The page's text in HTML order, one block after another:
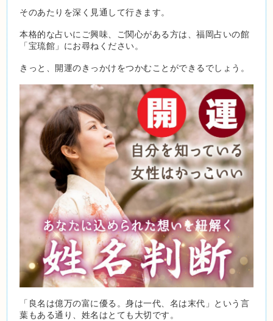
そのあたりを深く見通して行きます。
本格的な占いにご興味、ご関心がある方は、福岡占いの館
「宝琉館」にお尋ねください。
きっと、開運のきっかけをつかむことができるでしょう。
「良名は億万の富に優る。身は一代、名は末代」という言
葉もある通り、姓名はとても大切です。